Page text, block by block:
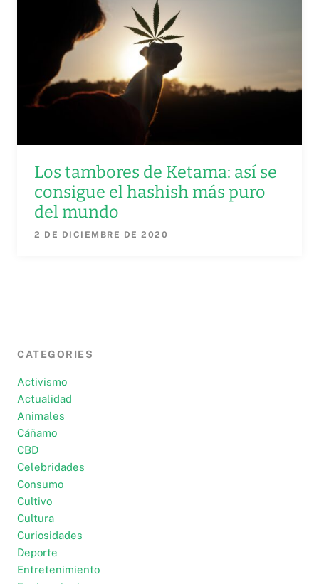
Los tambores de Ketama: así se
consigue el hashish más puro
del mundo
2 DE DICIEMBRE DE 2020
CATEGORIES
Activismo
Actualidad
Animales
Cáñamo
CBD
Celebridades
Consumo
Cultivo
Cultura
Curiosidades
Deporte
Entretenimiento